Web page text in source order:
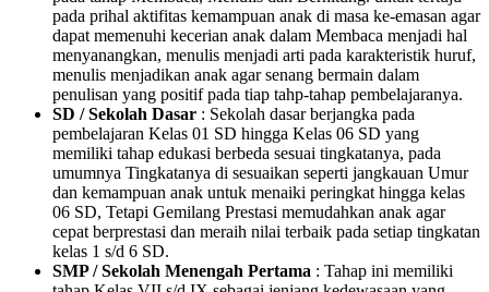
pada prihal aktifitas kemampuan anak di masa ke-emasan agar
dapat memenuhi kecerian anak dalam Membaca menjadi hal
menyanangkan, menulis menjadi arti pada karakteristik huruf,
menulis menjadikan anak agar senang bermain dalam
penulisan yang positif pada tiap tahp-tahap pembelajaranya.
SD / Sekolah Dasar : Sekolah dasar berjangka pada
pembelajaran Kelas 01 SD hingga Kelas 06 SD yang
memiliki tahap edukasi berbeda sesuai tingkatanya, pada
umumnya Tingkatanya di sesuaikan seperti jangkauan Umur
dan kemampuan anak untuk menaiki peringkat hingga kelas
06 SD, Tetapi Gemilang Prestasi memudahkan anak agar
cepat berprestasi dan meraih nilai terbaik pada setiap tingkatan
kelas 1 s/d 6 SD.
SMP / Sekolah Menengah Pertama : Tahap ini memiliki